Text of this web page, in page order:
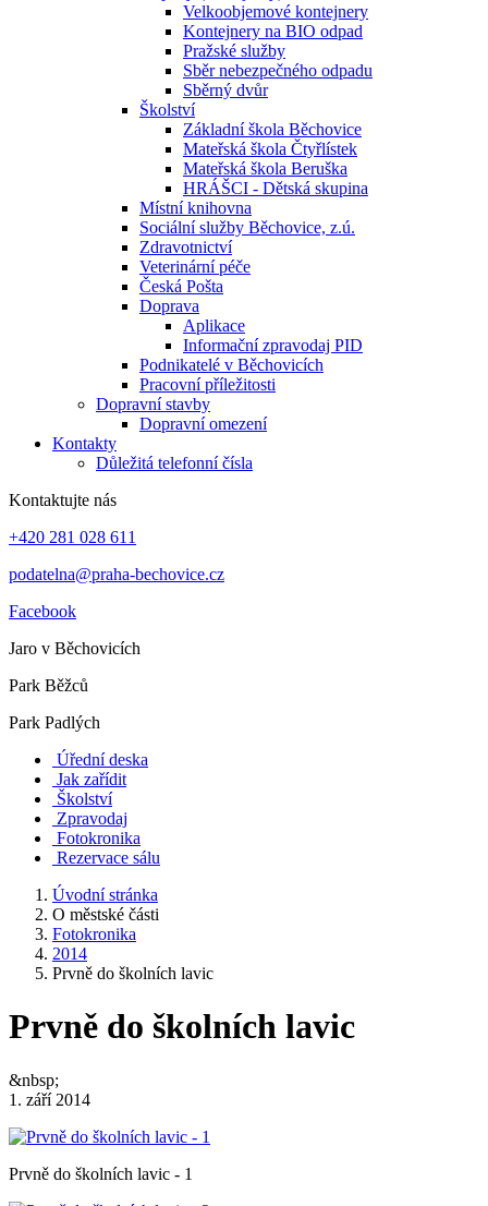
Velkoobjemové kontejnery
Kontejnery na BIO odpad
Pražské služby
Sběr nebezpečného odpadu
Sběrný dvůr
Školství
Základní škola Běchovice
Mateřská škola Čtyřlístek
Mateřská škola Beruška
HRÁŠCI - Dětská skupina
Místní knihovna
Sociální služby Běchovice, z.ú.
Zdravotnictví
Veterinární péče
Česká Pošta
Doprava
Aplikace
Informační zpravodaj PID
Podnikatelé v Běchovicích
Pracovní příležitosti
Dopravní stavby
Dopravní omezení
Kontakty
Důležitá telefonní čísla
Kontaktujte nás
+420 281 028 611
podatelna@praha-bechovice.cz
Facebook
Jaro v Běchovicích
Park Běžců
Park Padlých
Úřední deska
Jak zařídit
Školství
Zpravodaj
Fotokronika
Rezervace sálu
Úvodní stránka
O městské části
Fotokronika
2014
Prvně do školních lavic
Prvně do školních lavic
&nbsp;
1. září 2014
Prvně do školních lavic - 1